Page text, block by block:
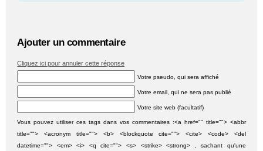
Ajouter un commentaire
Cliquez ici pour annuler cette réponse
Votre pseudo, qui sera affiché
Votre email, qui ne sera pas publié
Votre site web (facultatif)
Vous pouvez utiliser ces tags dans vos commentaires :<a href="" title=""> <abbr
title=""> <acronym title=""> <b> <blockquote cite=""> <cite> <code> <del
datetime=""> <em> <i> <q cite=""> <s> <strike> <strong> , sachant qu'une